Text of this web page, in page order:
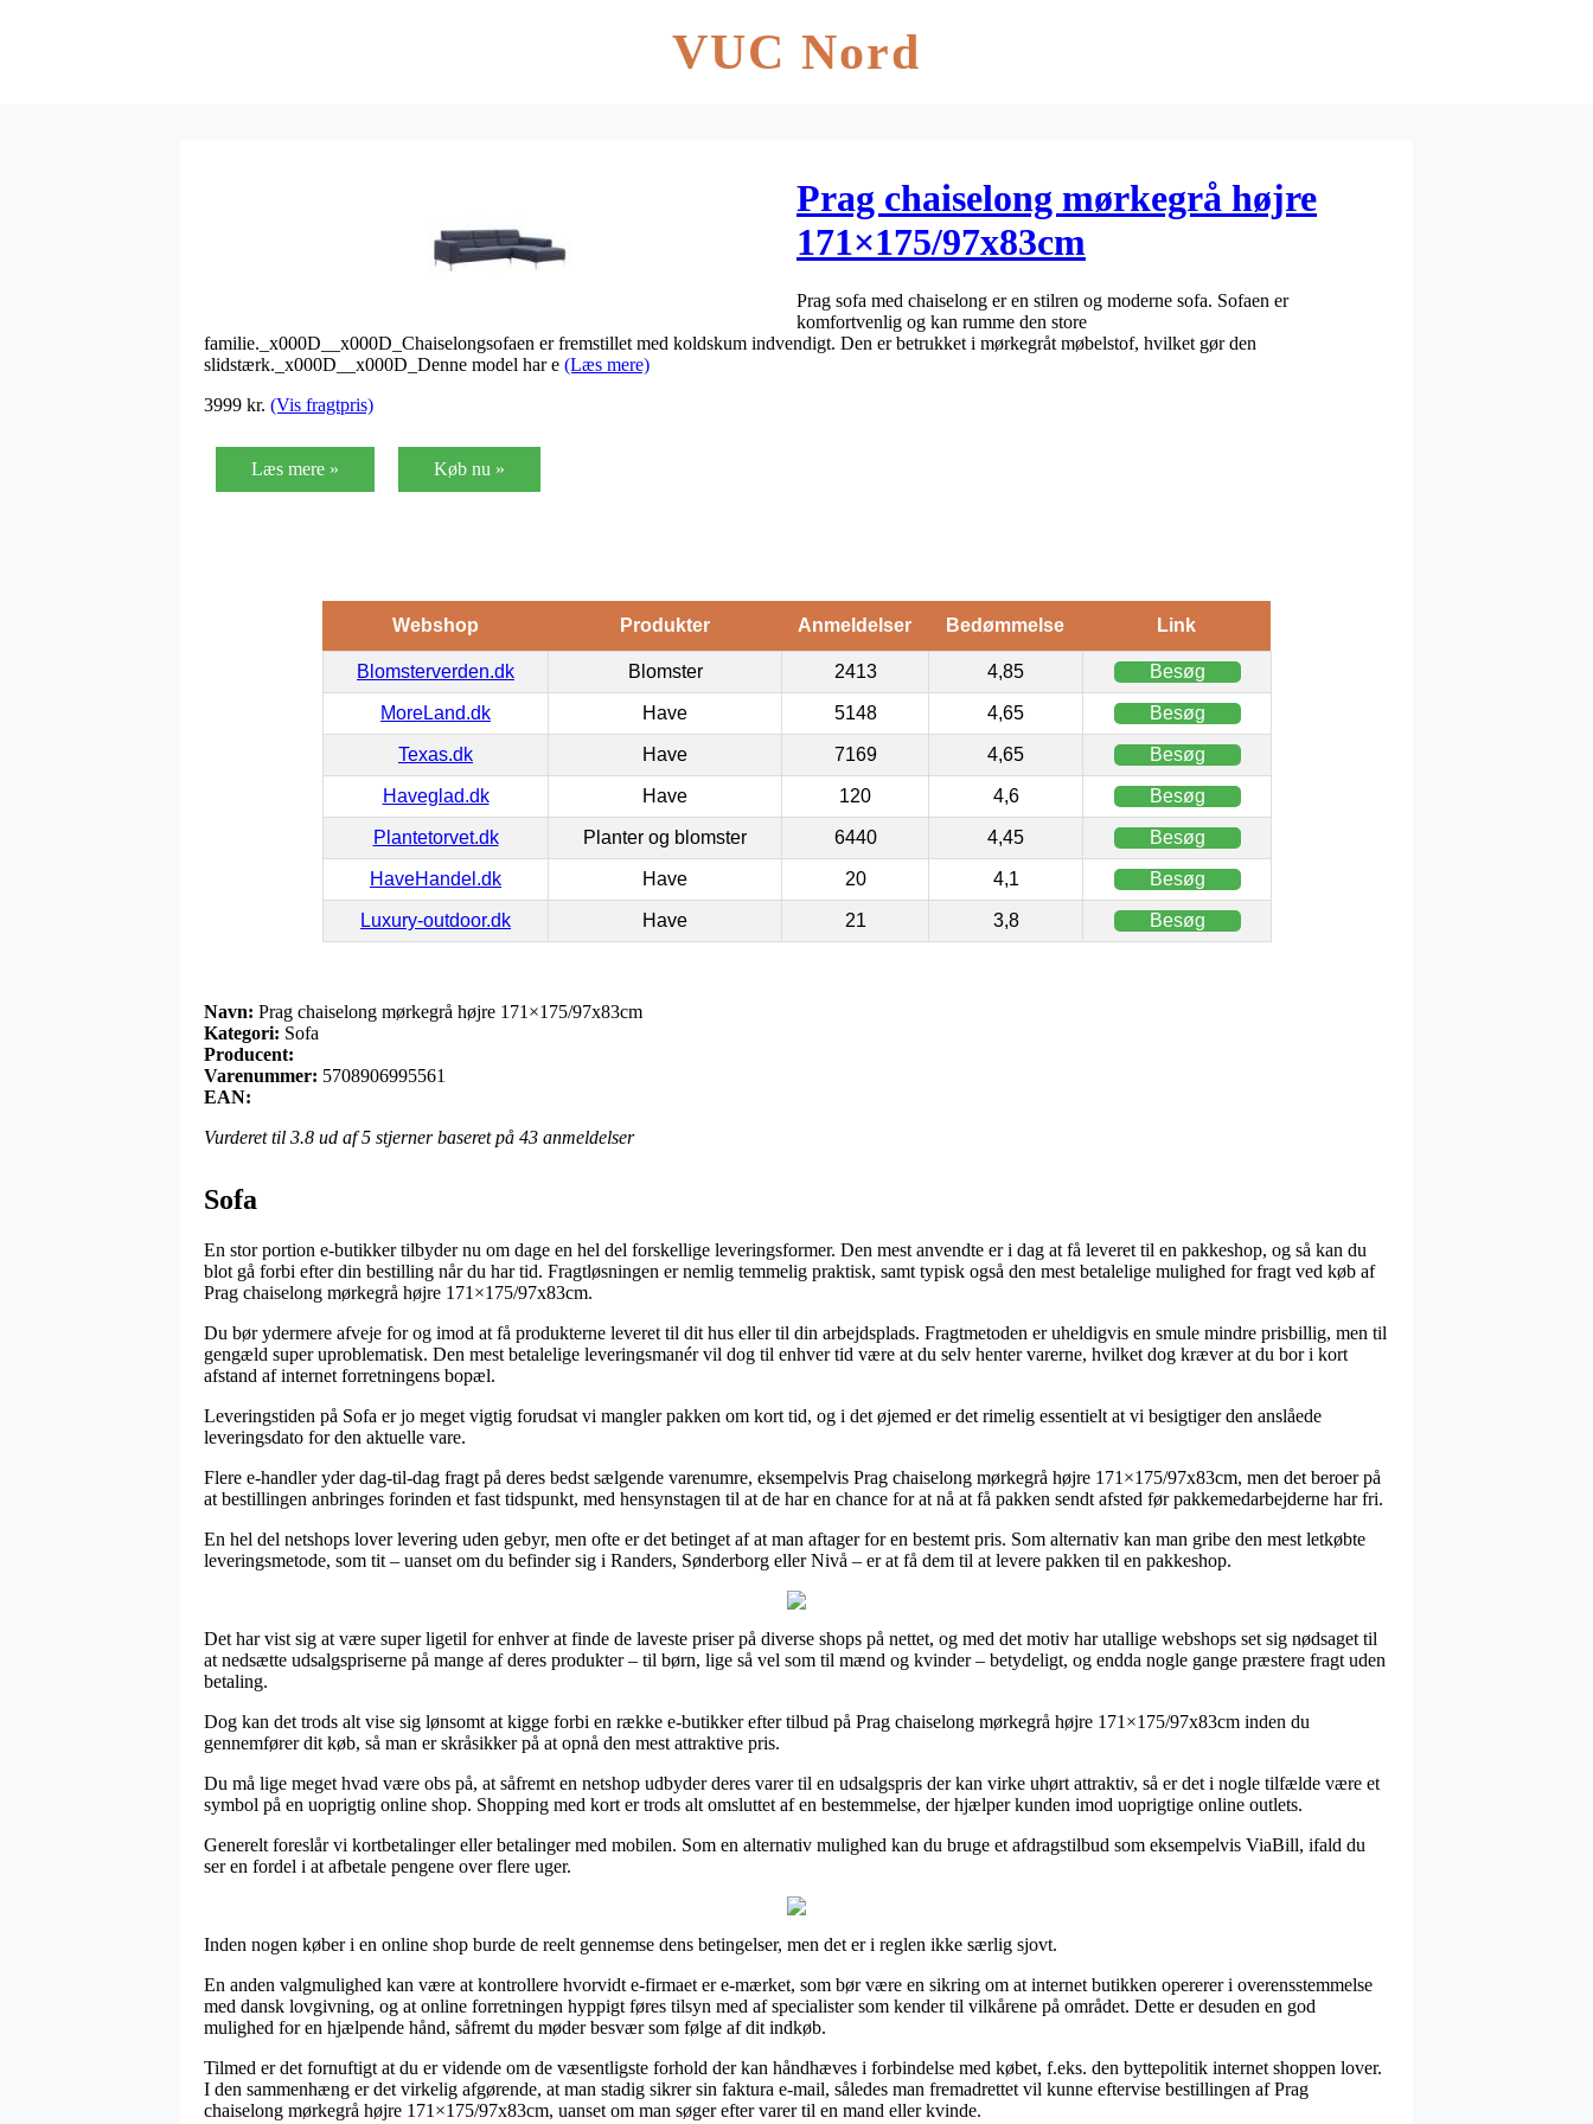
VUC Nord
Prag chaiselong mørkegrå højre
171×175/97x83cm
Prag sofa med chaiselong er en stilren og moderne sofa. Sofaen er
komfortvenlig og kan rumme den store
familie._x000D__x000D_Chaiselongsofaen er fremstillet med koldskum indvendigt. Den er betrukket i mørkegråt møbelstof, hvilket gør den
slidstærk._x000D__x000D_Denne model har e (Læs mere)
3999 kr. (Vis fragtpris)
Læs mere » Køb nu »
Webshop Produkter Anmeldelser Bedømmelse Link
Blomsterverden.dk Blomster 2413 4,85 Besøg
MoreLand.dk Have 5148 4,65 Besøg
Texas.dk Have 7169 4,65 Besøg
Haveglad.dk Have 120 4,6 Besøg
Plantetorvet.dk Planter og blomster 6440 4,45 Besøg
HaveHandel.dk Have 20 4,1 Besøg
Luxury-outdoor.dk Have 21 3,8 Besøg
Navn: Prag chaiselong mørkegrå højre 171×175/97x83cm
Kategori: Sofa
Producent:
Varenummer: 5708906995561
EAN:
Vurderet til 3.8 ud af 5 stjerner baseret på 43 anmeldelser
Sofa
En stor portion e-butikker tilbyder nu om dage en hel del forskellige leveringsformer. Den mest anvendte er i dag at få leveret til en pakkeshop, og så kan du
blot gå forbi efter din bestilling når du har tid. Fragtløsningen er nemlig temmelig praktisk, samt typisk også den mest betalelige mulighed for fragt ved køb af
Prag chaiselong mørkegrå højre 171×175/97x83cm.
Du bør ydermere afveje for og imod at få produkterne leveret til dit hus eller til din arbejdsplads. Fragtmetoden er uheldigvis en smule mindre prisbillig, men til
gengæld super uproblematisk. Den mest betalelige leveringsmanér vil dog til enhver tid være at du selv henter varerne, hvilket dog kræver at du bor i kort
afstand af internet forretningens bopæl.
Leveringstiden på Sofa er jo meget vigtig forudsat vi mangler pakken om kort tid, og i det øjemed er det rimelig essentielt at vi besigtiger den anslåede
leveringsdato for den aktuelle vare.
Flere e-handler yder dag-til-dag fragt på deres bedst sælgende varenumre, eksempelvis Prag chaiselong mørkegrå højre 171×175/97x83cm, men det beroer på
at bestillingen anbringes forinden et fast tidspunkt, med hensynstagen til at de har en chance for at nå at få pakken sendt afsted før pakkemedarbejderne har fri.
En hel del netshops lover levering uden gebyr, men ofte er det betinget af at man aftager for en bestemt pris. Som alternativ kan man gribe den mest letkøbte
leveringsmetode, som tit – uanset om du befinder sig i Randers, Sønderborg eller Nivå – er at få dem til at levere pakken til en pakkeshop.
Det har vist sig at være super ligetil for enhver at finde de laveste priser på diverse shops på nettet, og med det motiv har utallige webshops set sig nødsaget til
at nedsætte udsalgspriserne på mange af deres produkter – til børn, lige så vel som til mænd og kvinder – betydeligt, og endda nogle gange præstere fragt uden
betaling.
Dog kan det trods alt vise sig lønsomt at kigge forbi en række e-butikker efter tilbud på Prag chaiselong mørkegrå højre 171×175/97x83cm inden du
gennemfører dit køb, så man er skråsikker på at opnå den mest attraktive pris.
Du må lige meget hvad være obs på, at såfremt en netshop udbyder deres varer til en udsalgspris der kan virke uhørt attraktiv, så er det i nogle tilfælde være et
symbol på en uoprigtig online shop. Shopping med kort er trods alt omsluttet af en bestemmelse, der hjælper kunden imod uoprigtige online outlets.
Generelt foreslår vi kortbetalinger eller betalinger med mobilen. Som en alternativ mulighed kan du bruge et afdragstilbud som eksempelvis ViaBill, ifald du
ser en fordel i at afbetale pengene over flere uger.
Inden nogen køber i en online shop burde de reelt gennemse dens betingelser, men det er i reglen ikke særlig sjovt.
En anden valgmulighed kan være at kontrollere hvorvidt e-firmaet er e-mærket, som bør være en sikring om at internet butikken opererer i overensstemmelse
med dansk lovgivning, og at online forretningen hyppigt føres tilsyn med af specialister som kender til vilkårene på området. Dette er desuden en god
mulighed for en hjælpende hånd, såfremt du møder besvær som følge af dit indkøb.
Tilmed er det fornuftigt at du er vidende om de væsentligste forhold der kan håndhæves i forbindelse med købet, f.eks. den byttepolitik internet shoppen lover.
I den sammenhæng er det virkelig afgørende, at man stadig sikrer sin faktura e-mail, således man fremadrettet vil kunne eftervise bestillingen af Prag
chaiselong mørkegrå højre 171×175/97x83cm, uanset om man søger efter varer til en mand eller kvinde.